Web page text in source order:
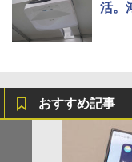
活。
おすすめ記事